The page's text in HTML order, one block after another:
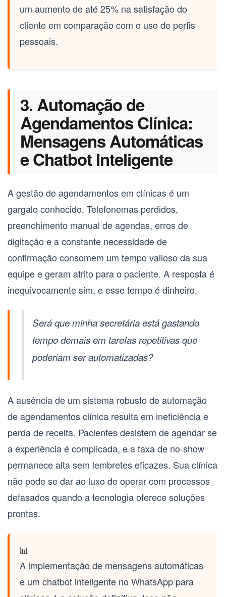
um aumento de até 25% na satisfação do
cliente em comparação com o uso de perfis
pessoais.
3. Automação de
Agendamentos Clínica:
Mensagens Automáticas
e Chatbot Inteligente
A gestão de agendamentos em clínicas é um
gargalo conhecido. Telefonemas perdidos,
preenchimento manual de agendas, erros de
digitação e a constante necessidade de
confirmação consomem um tempo valioso da sua
equipe e geram atrito para o paciente. A resposta é
inequivocamente sim, e esse tempo é dinheiro.
Será que minha secretária está gastando
tempo demais em tarefas repetitivas que
poderiam ser automatizadas?
A ausência de um sistema robusto deautomação
de agendamentos clínica resulta em ineficiência e
perda de receita. Pacientes desistem de agendar se
a experiência é complicada, e a taxa de no-show
permanece alta sem lembretes eficazes. Sua clínica
não pode se dar ao luxo de operar com processos
defasados quando a tecnologia oferece soluções
prontas.
📊
A implementação de mensagens automáticas
e um chatbot inteligente no WhatsApp para